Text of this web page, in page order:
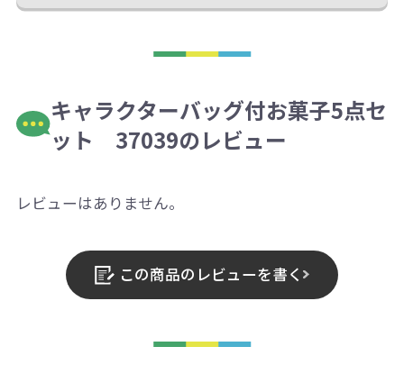
キャラクターバッグ付お菓子5点セ
ット 37039のレビュー
レビューはありません。
この商品のレビューを書く